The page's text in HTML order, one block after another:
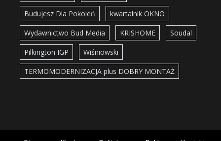
Budujesz Dla Pokoleń kwartalnik OKNO
Wydawnictwo Bud Media KRISHOME Soudal
Pilkington IGP Wiśniowski
TERMOMODERNIZACJA plus DOBRY MONTAŻ